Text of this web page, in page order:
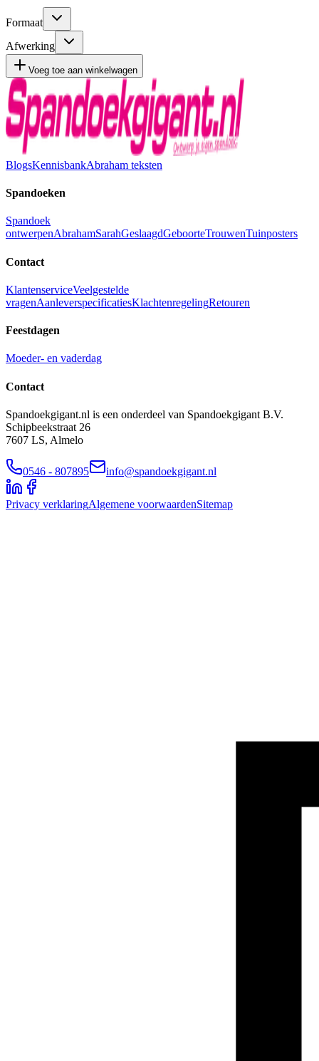
Formaat
Afwerking
Voeg toe aan winkelwagen
BlogsKennisbankAbraham teksten
Spandoeken
Spandoek
ontwerpenAbrahamSarahGeslaagdGeboorteTrouwenTuinposters
Contact
KlantenserviceVeelgestelde
vragenAanleverspecificatiesKlachtenregelingRetouren
Feestdagen
Moeder- en vaderdag
Contact
Spandoekgigant.nl is een onderdeel van Spandoekgigant B.V.
Schipbeekstraat 26
7607 LS, Almelo
0546 - 807895 info@spandoekgigant.nl
Privacy verklaringAlgemene voorwaardenSitemap